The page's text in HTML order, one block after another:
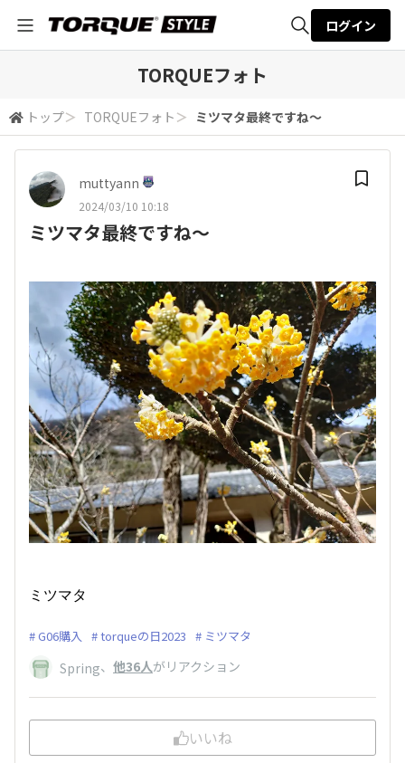
検索
ログイン
TORQUEフォト
トップ＞ TORQUEフォト ＞ ミツマタ最終ですね～
muttyann
2024/03/10 10:18
ミツマタ最終ですね～
ミツマタ
G06購入 torqueの日2023 ミツマタ
Spring、 他36人がリアクション
いいね